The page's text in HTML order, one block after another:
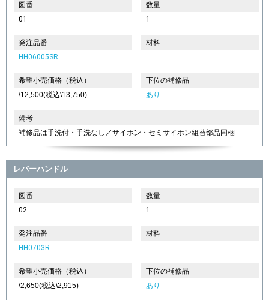
図番
01
数量
1
発注品番
HH06005SR
材料
希望小売価格（税込）
\12,500(税込\13,750)
下位の補修品
あり
備考
補修品は手洗付・手洗なし／サイホン・セミサイホン組替部品同梱
レバーハンドル
図番
02
数量
1
発注品番
HH0703R
材料
希望小売価格（税込）
\2,650(税込\2,915)
下位の補修品
あり